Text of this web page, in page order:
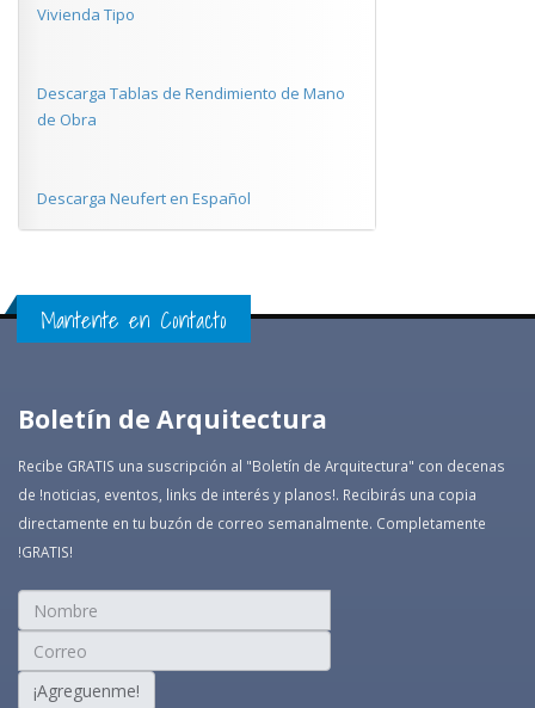
Vivienda Tipo
Descarga Tablas de Rendimiento de Mano
de Obra
Descarga Neufert en Español
Mantente en Contacto
Boletín de Arquitectura
Recibe GRATIS una suscripción al "Boletín de Arquitectura" con decenas
de !noticias, eventos, links de interés y planos!. Recibirás una copia
directamente en tu buzón de correo semanalmente. Completamente
!GRATIS!
¡Agreguenme!